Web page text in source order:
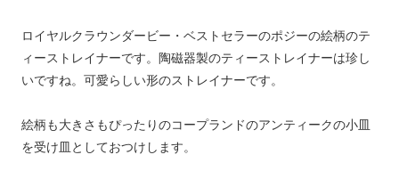
ロイヤルクラウンダービー・ベストセラーのポジーの絵柄のテ
ィーストレイナーです。陶磁器製のティーストレイナーは珍し
いですね。可愛らしい形のストレイナーです。
絵柄も大きさもぴったりのコープランドのアンティークの小皿
を受け皿としておつけします。